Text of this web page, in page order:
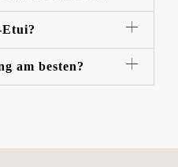
Etui?
am besten?